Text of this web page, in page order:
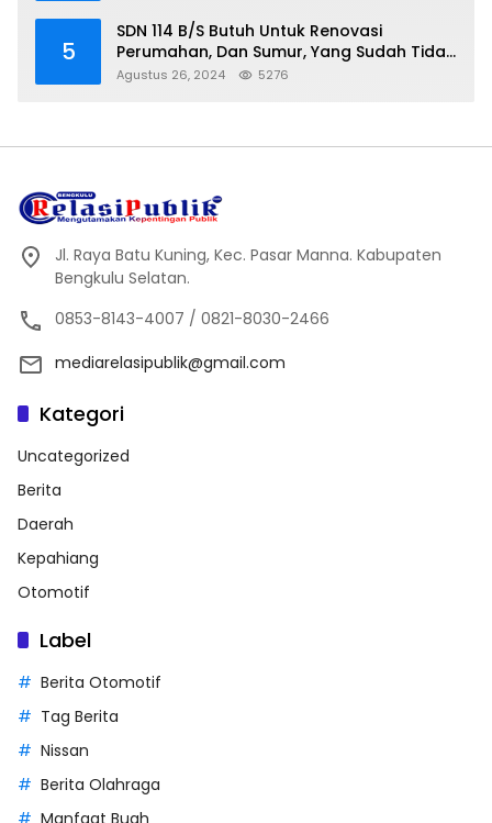
5
SDN 114 B/S Butuh Untuk Renovasi
Perumahan, Dan Sumur, Yang Sudah Tidak
Layak Lagi Di Gunakan
Agustus 26, 2024 5276
Jl. Raya Batu Kuning, Kec. Pasar Manna. Kabupaten
Bengkulu Selatan.
0853-8143-4007 / 0821-8030-2466
mediarelasipublik@gmail.com
Kategori
Uncategorized
Berita
Daerah
Kepahiang
Otomotif
Label
Berita Otomotif
Tag Berita
Nissan
Berita Olahraga